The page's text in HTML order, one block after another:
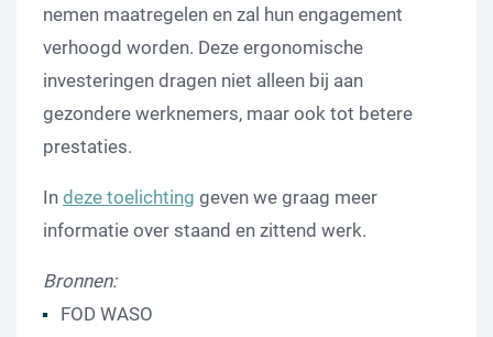
nemen maatregelen en zal hun engagement
verhoogd worden. Deze ergonomische
investeringen dragen niet alleen bij aan
gezondere werknemers, maar ook tot betere
prestaties.
In deze toelichting geven we graag meer
informatie over staand en zittend werk.
Bronnen:
FOD WASO